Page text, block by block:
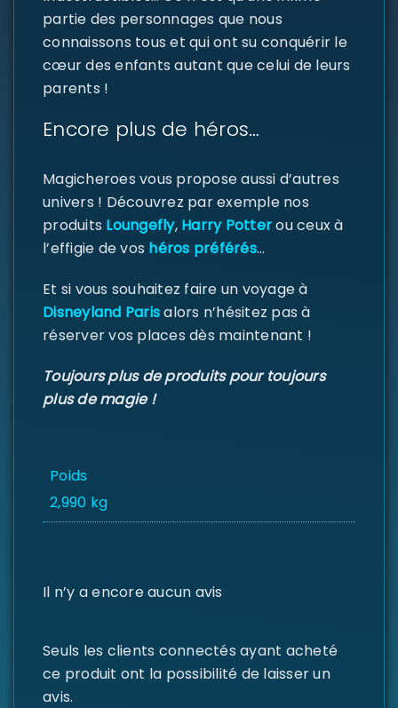
CONNECTER
ou e-mail*
de passe*
Se souvenir de moi
SE CONNECTER
DE PASSE PERDU ?
partie des personnages que nous
connaissons tous et qui ont su conquérir le
cœur des enfants autant que celui de leurs
parents !
Encore plus de héros…
Magicheroes vous propose aussi d’autres
univers ! Découvrez par exemple nos
produits Loungefly,Harry Potterou ceux à
l’effigie de vos héros préférés…
Et si vous souhaitez faire un voyage à
Disneyland Parisalors n’hésitez pas à
réserver vos places dès maintenant !
Toujours plus de produits pour toujours
plus de magie !
Poids
2,990 kg
Il n’y a encore aucun avis
Seuls les clients connectés ayant acheté
ce produit ont la possibilité de laisser un
avis.